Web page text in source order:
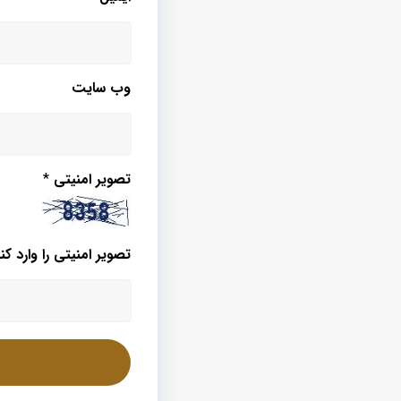
وب‌ سایت
تصویر امنیتی *
تصویر امنیتی را وارد